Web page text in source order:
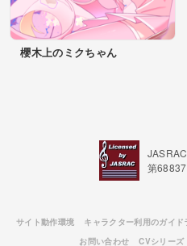
櫻木上のミクちゃん
第
サイト動作環境 キャラクター利用のガイド
お問い合わせ
CVシリーズ